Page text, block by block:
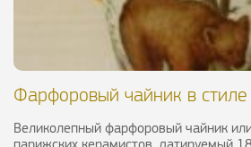
Фарфоровый чайник в
Великолепный фарфоровый чайник
парижских керамистов, датируемый